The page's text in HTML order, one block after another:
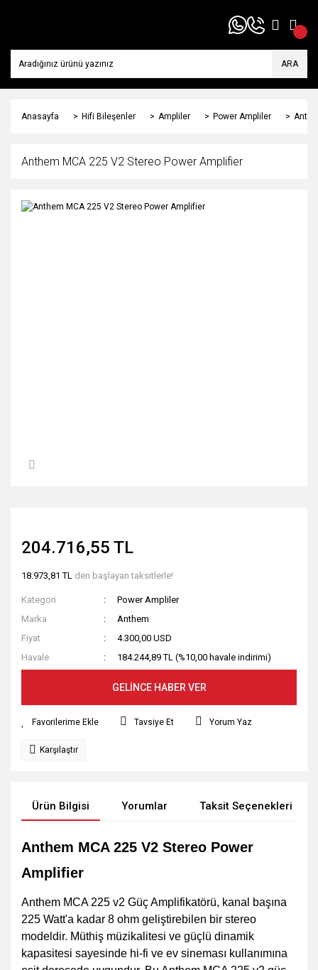
ARA
Anasayfa Hifi Bileşenler Ampliler Power Ampliler
Anthem MCA 225 V2 Stereo Power Amplifier
204.716,55 TL
18.973,81 TL den başlayan taksitlerle!
Kategori
Power Ampliler
Marka
Anthem
Fiyat
4.300,00 USD
Havale
184.244,89 TL (%10,00 havale indirimi)
GELİNCE HABER VER
Tavsiye Et Yorum Yaz
Karşılaştır
Ürün Bilgisi Yorumlar Taksit Seçenekleri
Anthem MCA 225 V2 Stereo Power
Amplifier
Anthem MCA 225 v2 Güç Amplifikatörü, kanal başına
225 Watt'a kadar 8 ohm geliştirebilen bir stereo
modeldir. Müthiş müzikalitesi ve güçlü dinamik
kapasitesi sayesinde hi-fi ve ev sineması kullanımına